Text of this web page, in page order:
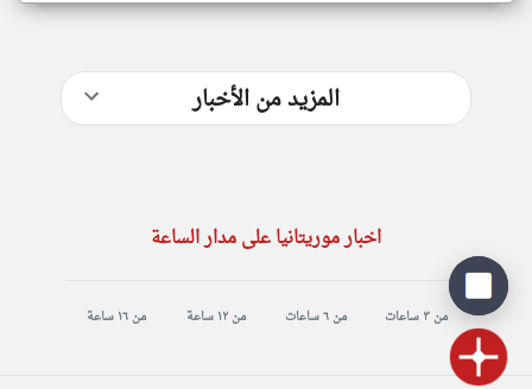
المزيد من الأخبار
اخبار موريتانيا على مدار الساعة
من ٣ ساعات من ٦ ساعات من ١٢ ساعة من ١٦ ساعة